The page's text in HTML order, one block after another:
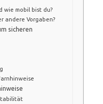
wie mobil bist du?
andere Vorgaben?
sicheren